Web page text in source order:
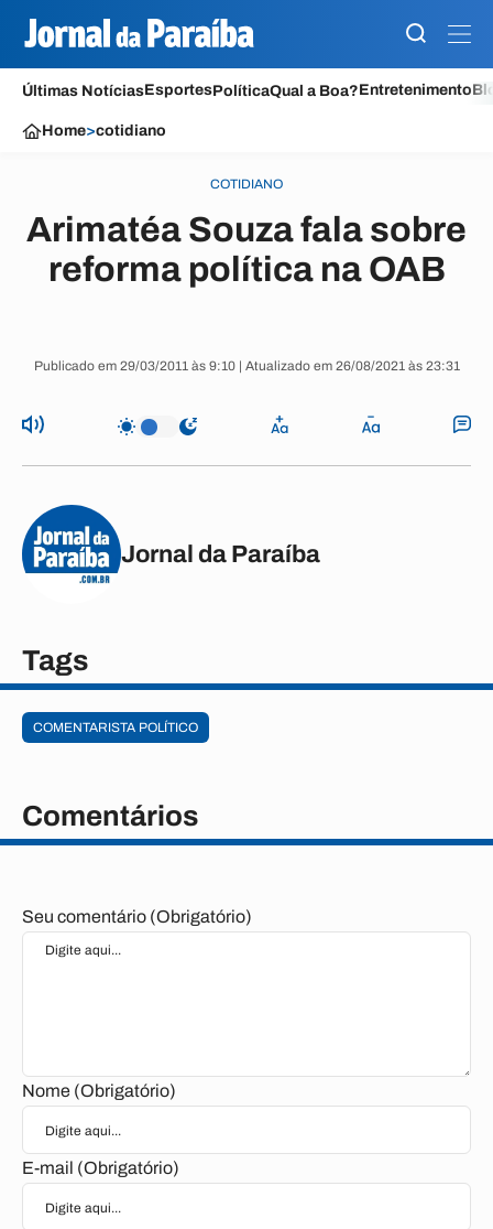
Últimas NotíciasEsportesPolíticaQual a Boa?Entretenimento
Home>cotidiano
COTIDIANO
Arimatéa Souza fala sobre
reforma política na OAB
Publicado em 29/03/2011 às 9:10 | Atualizado em 26/08/2021 às 23:31
Jornal da Paraíba
Tags
COMENTARISTA POLÍTICO
Comentários
Seu comentário (Obrigatório)
Nome (Obrigatório)
E-mail (Obrigatório)